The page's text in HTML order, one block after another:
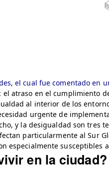
,el cual fue comentado en
atraso en el cumplimiento
al interior de los
urgente de
y la desigualdad son
particularmente al Sur
especialmente susceptibles
en la ciudad?